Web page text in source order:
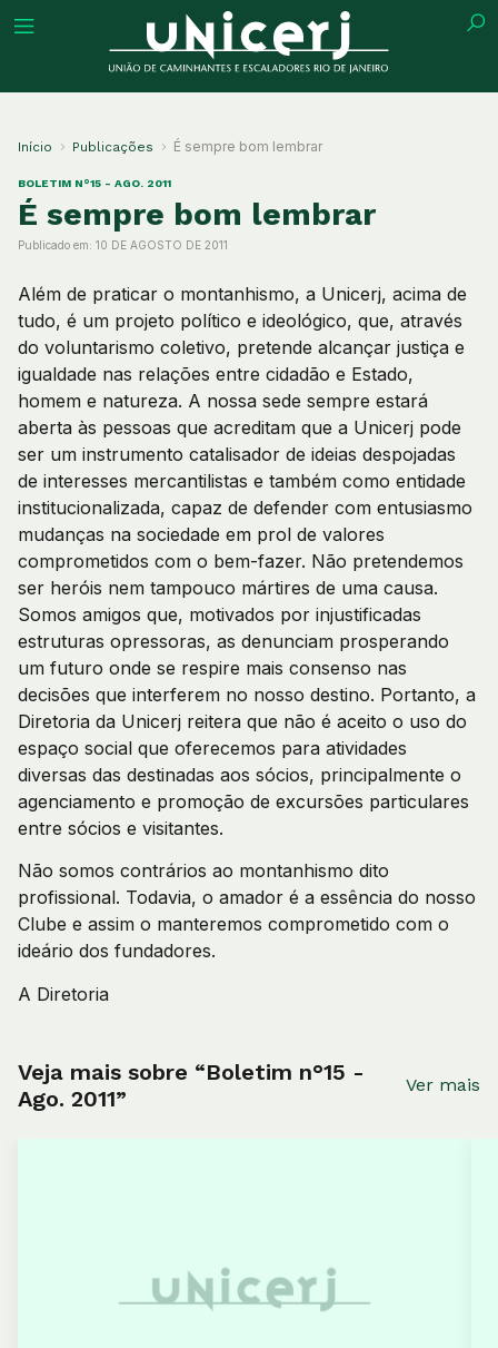
Início Publicações É sempre bom lembrar
BOLETIM N°15 - AGO. 2011
É sempre bom lembrar
Publicado em: 10 DE AGOSTO DE 2011
Além de praticar o montanhismo, a Unicerj, acima de
tudo, é um projeto político e ideológico, que, através
do voluntarismo coletivo, pretende alcançar justiça e
igualdade nas relações entre cidadão e Estado,
homem e natureza. A nossa sede sempre estará
aberta às pessoas que acreditam que a Unicerj pode
ser um instrumento catalisador de ideias despojadas
de interesses mercantilistas e também como entidade
institucionalizada, capaz de defender com entusiasmo
mudanças na sociedade em prol de valores
comprometidos com o bem-fazer. Não pretendemos
ser heróis nem tampouco mártires de uma causa.
Somos amigos que, motivados por injustificadas
estruturas opressoras, as denunciam prosperando
um futuro onde se respire mais consenso nas
decisões que interferem no nosso destino. Portanto, a
Diretoria da Unicerj reitera que não é aceito o uso do
espaço social que oferecemos para atividades
diversas das destinadas aos sócios, principalmente o
agenciamento e promoção de excursões particulares
entre sócios e visitantes.
Não somos contrários ao montanhismo dito
profissional. Todavia, o amador é a essência do nosso
Clube e assim o manteremos comprometido com o
ideário dos fundadores.
A Diretoria
Veja mais sobre “Boletim n°15 -
Ago. 2011”
Ver mais